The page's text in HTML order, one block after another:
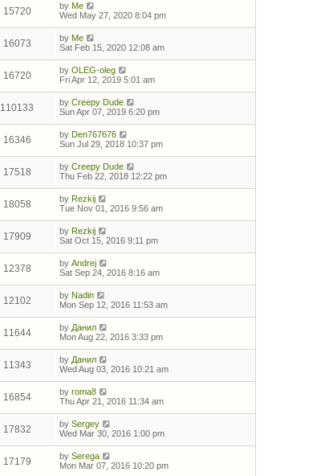
15720 by Me
Wed May 27, 2020 8:04 pm
16073 by Me
Sat Feb 15, 2020 12:08 am
16720 by OLEG-oleg
Fri Apr 12, 2019 5:01 am
110133 by Creepy Dude
Sun Apr 07, 2019 6:20 pm
16346 by Den767676
Sun Jul 29, 2018 10:37 pm
17518 by Creepy Dude
Thu Feb 22, 2018 12:22 pm
18058 by Rezkij
Tue Nov 01, 2016 9:56 am
17909 by Rezkij
Sat Oct 15, 2016 9:11 pm
12378 by Andrej
Sat Sep 24, 2016 8:16 am
12102 by Nadin
Mon Sep 12, 2016 11:53 am
11644 by Данил
Mon Aug 22, 2016 3:33 pm
11343 by Данил
Wed Aug 03, 2016 10:21 am
16854 by roma8
Thu Apr 21, 2016 11:34 am
17832 by Sergey
Wed Mar 30, 2016 1:00 pm
17179 by Serega
Mon Mar 07, 2016 10:20 pm